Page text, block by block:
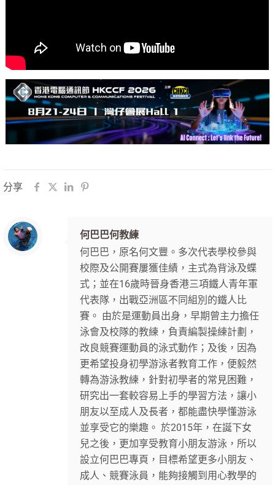
分享
何巴巴何教練
何巴巴，原名何文豐。多次代表學校參與
校際及公開賽屢獲佳績，主式為背泳及蝶
式；並在16歲時晉身香港三項鐵人青年軍
代表隊，出戰亞洲區不同組別的鐵人比
賽。 由於是運動員出身，早期曾主力擔任
泳會及校隊的教練，負責編製操練計劃，
改良競賽運動員的泳式動作；及後，因為
更希望投身初學游泳者教育工作，便毅然
轉為游泳教練，針對初學者的常見困難，
研究出一套較容易上手的學習方法，讓小
朋友以至成人及長者，都能盡快學懂游泳
並享受它的樂趣。 於2015年，在誕下女
兒之後，更加享受教育小朋友游泳，所以
設立何巴巴專頁，目標希望更多小朋友、
成人、競賽泳員，能夠接觸到用心教學的